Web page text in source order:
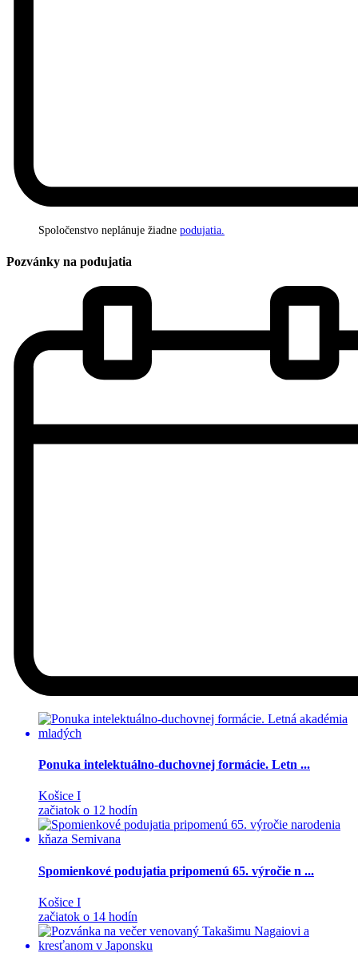
Spoločenstvo neplánuje žiadne podujatia.
Pozvánky na podujatia
Ponuka intelektuálno-duchovnej formácie. Letn ...
Košice I
začiatok o 12 hodín
Spomienkové podujatia pripomenú 65. výročie n ...
Košice I
začiatok o 14 hodín